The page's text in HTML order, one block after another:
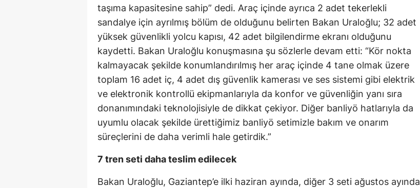
Tekirdağ
Tokat
Trabzon
Tunceli
Şanlıurfa
Uşak
taşıma kapasitesine sahip” dedi. Araç içinde ayrıca 2 adet tekerlekli
sandalye için ayrılmış bölüm de olduğunu belirten Bakan Uraloğlu; 32 adet
yüksek güvenlikli yolcu kapısı, 42 adet bilgilendirme ekranı olduğunu
kaydetti. Bakan Uraloğlu konuşmasına şu sözlerle devam etti: “Kör nokta
kalmayacak şekilde konumlandırılmış her araç içinde 4 tane olmak üzere
toplam 16 adet iç, 4 adet dış güvenlik kamerası ve ses sistemi gibi elektrik
ve elektronik kontrollü ekipmanlarıyla da konfor ve güvenliğin yanı sıra
donanımındaki teknolojisiyle de dikkat çekiyor. Diğer banliyö hatlarıyla da
uyumlu olacak şekilde ürettiğimiz banliyö setimizle bakım ve onarım
süreçlerini de daha verimli hale getirdik.”
7 tren seti daha teslim edilecek
Bakan Uraloğlu, Gaziantep’e ilki haziran ayında, diğer 3 seti ağustos ayında